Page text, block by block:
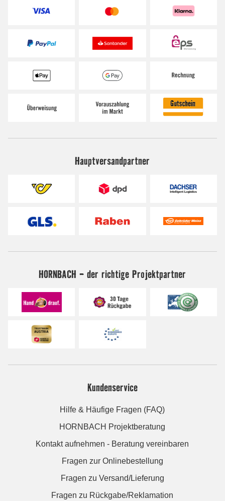
Hauptversandpartner
HORNBACH - der richtige Projektpartner
Kundenservice
Hilfe & Häufige Fragen (FAQ)
HORNBACH Projektberatung
Kontakt aufnehmen - Beratung vereinbaren
Fragen zur Onlinebestellung
Fragen zu Versand/Lieferung
Fragen zu Rückgabe/Reklamation